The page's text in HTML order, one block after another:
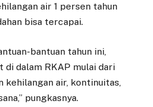
air 1 persen tahun
bisa tercapai.
bantuan tahun ini,
di dalam RKAP mulai dari
kehilangan air, kontinuitas,
pungkasnya.